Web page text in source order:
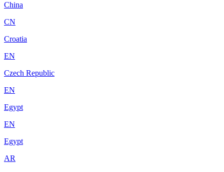
China
CN
Croatia
EN
Czech Republic
EN
Egypt
EN
Egypt
AR